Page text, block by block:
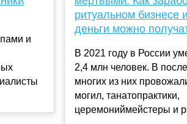
и
ритуальном бизнесе
деньги можно
В 2021 году в России
2,4 млн человек. В
многих из них
могил, танатопрактики,
церемониймейстеры и